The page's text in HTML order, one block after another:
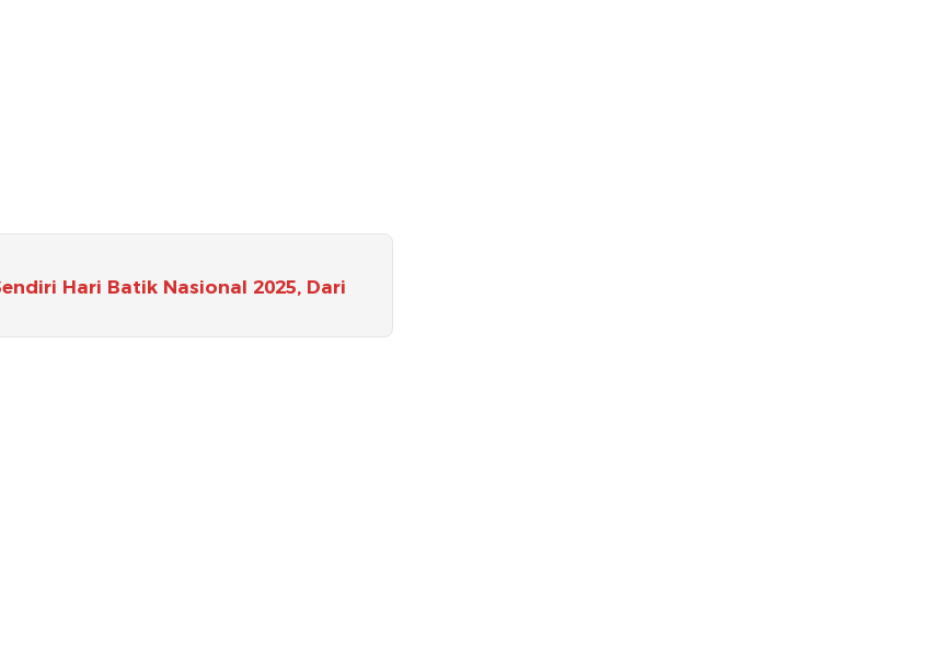
Hari Batik Nasional 2025, Dari